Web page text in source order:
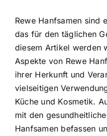
Rewe Hanfsamen sind
das für den täglichen
diesem Artikel werden
Aspekte von Rewe
ihrer Herkunft und
vielseitigen
Küche und Kosmetik.
mit den
Hanfsamen befassen